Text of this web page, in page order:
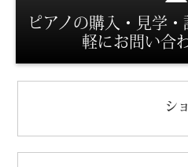
ピアノの購入・見学
軽にお問い合
シ